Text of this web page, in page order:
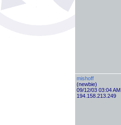
mishoff
(newbie)
09/12/03 03:04 AM
194.158.213.249